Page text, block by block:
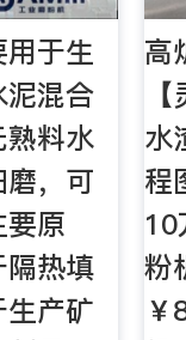
于生
混合
料水
，可
原
热填
产矿
高
水
程
10
粉